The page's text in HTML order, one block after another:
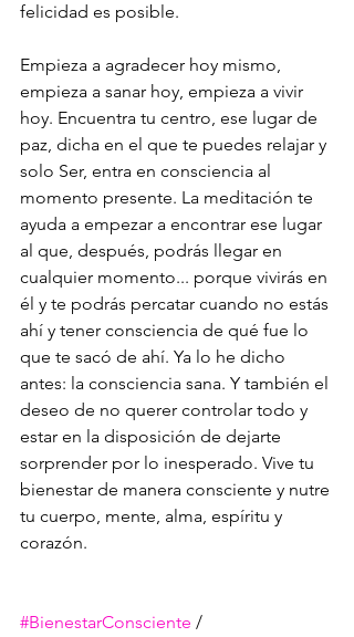
felicidad es posible.
Empieza a agradecer hoy mismo,
empieza a sanar hoy, empieza a vivir
hoy. Encuentra tu centro, ese lugar de
paz, dicha en el que te puedes relajar y
solo Ser, entra en consciencia al
momento presente. La meditación te
ayuda a empezar a encontrar ese lugar
al que, después, podrás llegar en
cualquier momento... porque vivirás en
él y te podrás percatar cuando no estás
ahí y tener consciencia de qué fue lo
que te sacó de ahí. Ya lo he dicho
antes: la consciencia sana. Y también el
deseo de no querer controlar todo y
estar en la disposición de dejarte
sorprender por lo inesperado. Vive tu
bienestar de manera consciente y nutre
tu cuerpo, mente, alma, espíritu y
corazón.
#BienestarConsciente /